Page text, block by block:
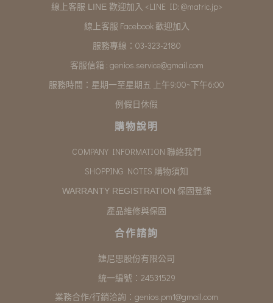
線上客服 LINE 歡迎加入 <LINE ID: @matric.jp>
線上客服 Facebook 歡迎加入
服務專線：03-323-2180
客服信箱 : genios.service@gmail.com
服務時間：星期一至星期五 上午9:00~下午6:00
例假日休假
購物說明
COMPANY INFORMATION 聯絡我們
SHOPPING NOTES 購物須知
WARRANTY REGISTRATION 保固登錄
產品維修與保固
合作諮詢
婕尼思股份有限公司
統一編號：24531529
業務合作/行銷洽詢： genios.pm1@gmail.com